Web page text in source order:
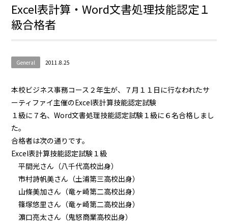
Excel表計算・Word文書処理技能認定１
級合格者
General 2011.8.25
本校ビジネス事務コース２年生が、７月１１日に行なわれたサ
ーティファイ主催のExcel表計算技能認定試験
１級に７名、Word文書処理技能認定試験１級に６名合格しまし
た。
合格者は次の通りです。
Excel表計算技能認定試験１級
平間光さん（八千代高校出身）
市村詩帆美さん（土浦第三高校出身）
山條美加さん（竜ヶ崎第二高校出身）
篠塚悠里さん（竜ヶ崎第二高校出身）
濵口亮太さん（鬼怒商業高校出身）